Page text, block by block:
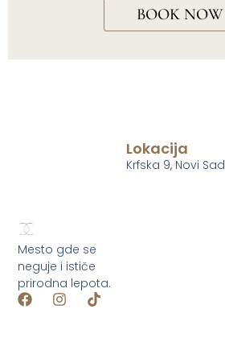
BOOK NOW
Mesto gde se
neguje i ističe
prirodna lepota.
Lokacija
Krfska 9, Novi Sad